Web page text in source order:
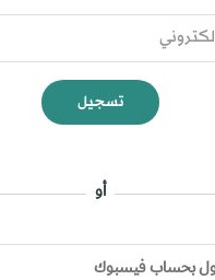
تسجيل
أو
بحساب فيسبوك